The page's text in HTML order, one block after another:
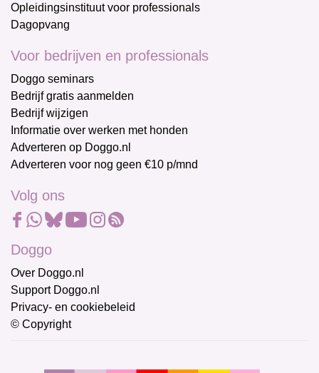
Opleidingsinstituut voor professionals
Dagopvang
Voor bedrijven en professionals
Doggo seminars
Bedrijf gratis aanmelden
Bedrijf wijzigen
Informatie over werken met honden
Adverteren op Doggo.nl
Adverteren voor nog geen €10 p/mnd
Volg ons
Doggo
Over Doggo.nl
Support Doggo.nl
Privacy- en cookiebeleid
© Copyright